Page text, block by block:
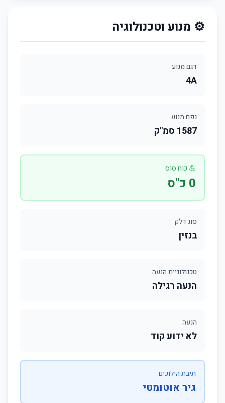
⚙️ מנוע וטכנולוגיה
דגם מנוע
4A
נפח מנוע
1587 סמ"ק
💪 כוח סוס
0 כ"ס
סוג דלק
בנזין
טכנולוגיית הנעה
הנעה רגילה
הנעה
לא ידוע קוד
תיבת הילוכים
גיר אוטומטי